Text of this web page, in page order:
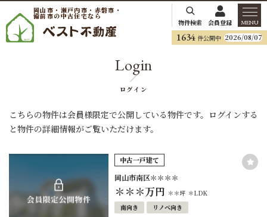
岡山市・瀬戸内市・赤磐市・
備前市の中古住宅なら
物件検索 会員登録 MENU
1634 件公開中 2026/08/07
Login
ログイン
こちらの物件は会員様限定で公開している物件です。ログインする
と物件の詳細情報がご覧いただけます。
中古一戸建て
岡山市南区＊＊＊＊
＊＊＊万円 ＊＊坪 ＊LDK
南向き
リノベ向き